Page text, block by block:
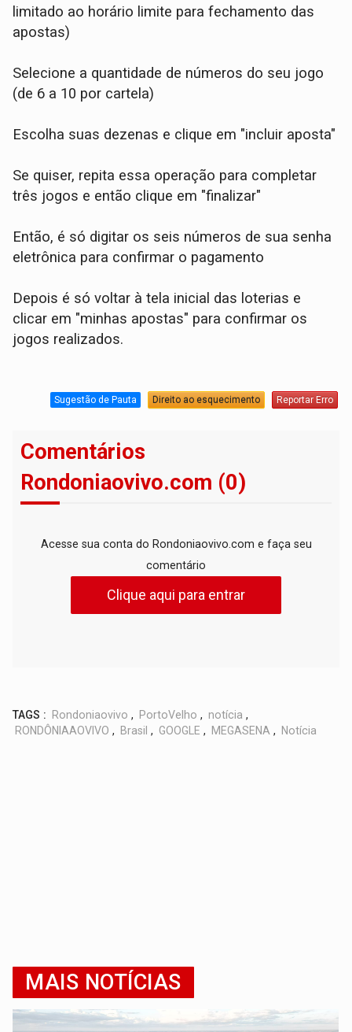
limitado ao horário limite para fechamento das
apostas)
Selecione a quantidade de números do seu jogo
(de 6 a 10 por cartela)
Escolha suas dezenas e clique em "incluir aposta"
Se quiser, repita essa operação para completar
três jogos e então clique em "finalizar"
Então, é só digitar os seis números de sua senha
eletrônica para confirmar o pagamento
Depois é só voltar à tela inicial das loterias e
clicar em "minhas apostas" para confirmar os
jogos realizados.
Sugestão de Pauta Direito ao esquecimento Reportar Erro
Comentários
Rondoniaovivo.com (0)
Acesse sua conta do Rondoniaovivo.com e faça seu
comentário
Clique aqui para entrar
TAGS : Rondoniaovivo , PortoVelho , notícia ,
RONDÔNIAAOVIVO , Brasil , GOOGLE , MEGASENA , Notícia
MAIS NOTÍCIAS